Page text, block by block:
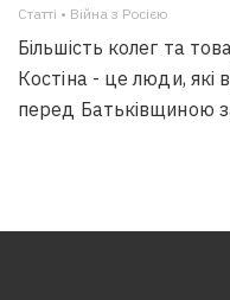
Статті • Війна з Росією
Більшість колег та
Костіна - це люди, які
перед Батьківщиною